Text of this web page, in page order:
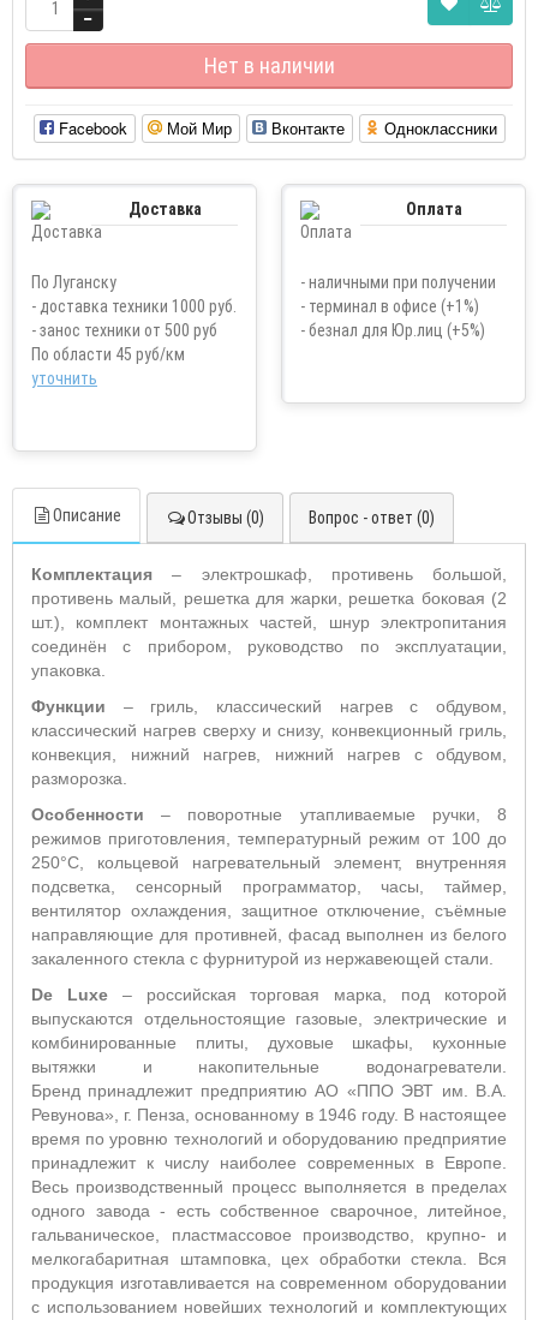
Нет в наличии
Facebook Мой Мир Вконтакте Одноклассники
Доставка
По Луганску
- доставка техники 1000 руб.
- занос техники от 500 руб
По области 45 руб/км
уточнить
Оплата
- наличными при получении
- терминал в офисе (+1%)
- безнал для Юр.лиц (+5%)
Описание Отзывы (0) Вопрос - ответ (0)
Комплектация– электрошкаф, противень большой,
противень малый, решетка для жарки, решетка боковая (2
шт.), комплект монтажных частей, шнур электропитания
соединён с прибором, руководство по эксплуатации,
упаковка.
Функции – гриль, классический нагрев с обдувом,
классический нагрев сверху и снизу, конвекционный гриль,
конвекция, нижний нагрев, нижний нагрев с обдувом,
разморозка.
Особенности– поворотные утапливаемые ручки, 8
режимов приготовления, температурный режим от 100 до
250°С, кольцевой нагревательный элемент, внутренняя
подсветка, сенсорный программатор, часы, таймер,
вентилятор охлаждения, защитное отключение, съёмные
направляющие для противней, фасад выполнен из белого
закаленного стекла с фурнитурой из нержавеющей стали.
De
Luxe– российская торговая марка, под которой
выпускаются отдельностоящие газовые, электрические и
комбинированные плиты, духовые шкафы, кухонные
вытяжки и накопительные водонагреватели.
Бренд принадлежит предприятию АО «ППО ЭВТ им. В.А.
Ревунова», г. Пенза, основанному в 1946 году. В настоящее
время по уровню технологий и оборудованию предприятие
принадлежит к числу наиболее современных в Европе.
Весь производственный процесс выполняется в пределах
одного завода - есть собственное сварочное, литейное,
гальваническое, пластмассовое производство, крупно- и
мелкогабаритная штамповка, цех обработки стекла. Вся
продукция изготавливается на современном оборудовании
с использованием новейших технологий и комплектующих